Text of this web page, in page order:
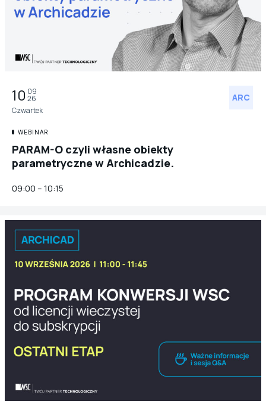
10 09
26
Czwartek
ARC
WEBINAR
PARAM-O czyli własne obiekty
parametryczne w Archicadzie.
09:00 – 10:15